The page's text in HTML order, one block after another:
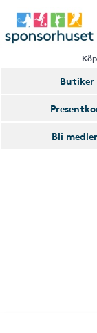
Butiker
Bli